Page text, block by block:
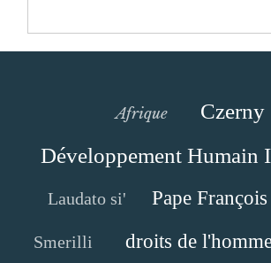
Afrique
Czerny
Développement Humain
Laudato si' Pape François
Smerilli droits de